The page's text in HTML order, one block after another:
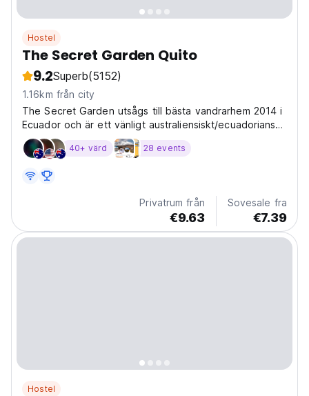
Hostel
The Secret Garden Quito
9.2Superb(5152)
1.16km från city
The Secret Garden utsågs till bästa vandrarhem 2014 i
Ecuador och är ett vänligt australiensiskt/ecuadorianskt
vandrarhem som är bekvämt beläget på en lugn,
autentisk kullerstensgata i centrala Quito.
40+ värd 28 events
Privatrum från
€9.63
Sovesale fra
€7.39
Hostel